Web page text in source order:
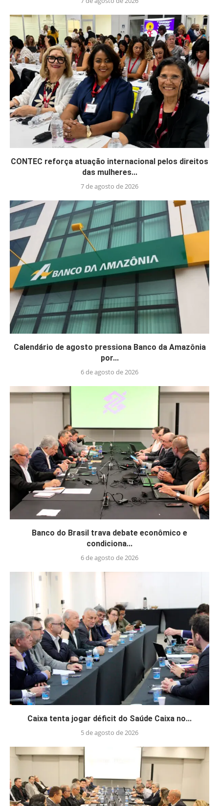
CONTEC reforça atuação internacional pelos direitos
das mulheres...
7 de agosto de 2026
Calendário de agosto pressiona Banco da Amazônia
por...
6 de agosto de 2026
Banco do Brasil trava debate econômico e
condiciona...
6 de agosto de 2026
Caixa tenta jogar déficit do Saúde Caixa no...
5 de agosto de 2026